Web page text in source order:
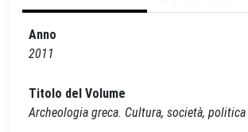
Anno
2011
Titolo del Volume
Archeologia greca. Cultura, società,